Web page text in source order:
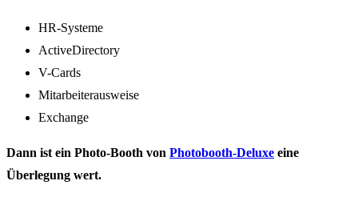
HR-Systeme
ActiveDirectory
V-Cards
Mitarbeiterausweise
Exchange
Dann ist ein Photo-Booth von Photobooth-Deluxe eine
Überlegung wert.